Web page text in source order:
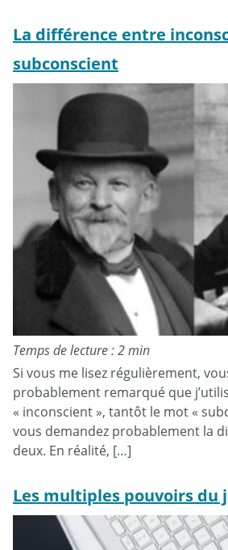
La différence entre
subconscient
Temps de lecture : 2 min
Si vous me lisez régulièrement,
probablement remarqué que
« inconscient », tantôt le mot «
vous demandez probablement la
deux. En réalité, […]
Les multiples pouvoirs du